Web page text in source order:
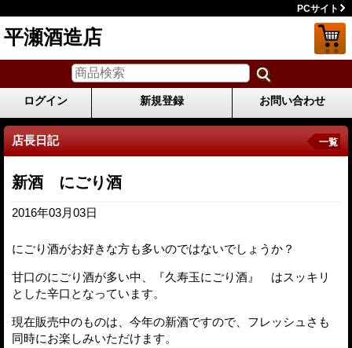
PCサイト
平瀬酒造店
ログイン 新規登録 お問い合わせ
店長日記 一覧
新酒 にごり酒
2016年03月03日
にごり酒がお好きな方も多いのではないでしょうか？
甘口のにごり酒が多い中、『久寿玉にごり酒』 はスッキリ
とした辛口となっています。
現在販売中のものは、今年の新酒ですので、フレッシュさも
同時にお楽しみいただけます。